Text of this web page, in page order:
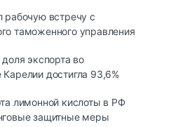
встречу с
таможенного управления
экспорта во
достигла 93,6%
лимонной кислоты в РФ
защитные меры